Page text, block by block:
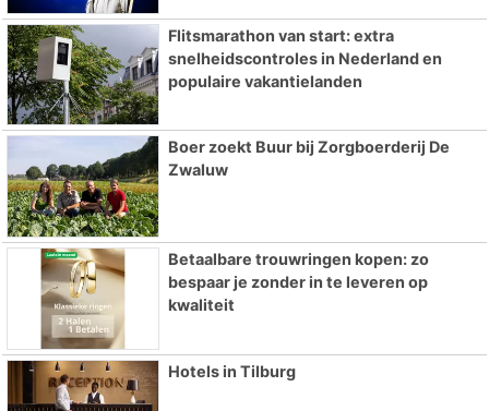
Flitsmarathon van start: extra
snelheidscontroles in Nederland en
populaire vakantielanden
Boer zoekt Buur bij Zorgboerderij De
Zwaluw
Betaalbare trouwringen kopen: zo
bespaar je zonder in te leveren op
kwaliteit
Hotels in Tilburg